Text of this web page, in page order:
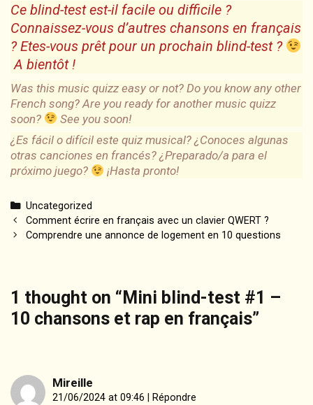
Ce blind-test est-il facile ou difficile ?
Connaissez-vous d’autres chansons en français
? Etes-vous prêt pour un prochain blind-test ?
A bientôt !
Was this music quizz easy or not? Do you know any other
French song? Are you ready for another music quizz
soon?
See you soon!
¿Es fácil o difícil este quiz musical? ¿Conoces algunas
otras canciones en francés? ¿Preparado/a para el
próximo juego?
¡Hasta pronto!
Categories
Uncategorized
Post
navigation
Comment écrire en français avec un clavier QWERT ?
Comprendre une annonce de logement en 10 questions
1 thought on “ Mini blind-test #1 –
10 chansons et rap en français”
Mireille
21/06/2024 at 09:46 Répondre